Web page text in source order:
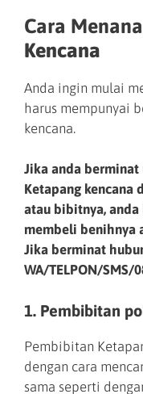
Cara
Kencana
Anda ingin mulai
harus mempunyai
kencana.
Jika anda
Ketapang kencana
atau bibitnya,
membeli benihnya
Jika berminat
WA/TELPON/SMS/
1. Pembibitan
Pembibitan
dengan cara
sama seperti